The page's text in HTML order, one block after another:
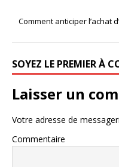
Comment anticiper l’achat
SOYEZ LE PREMIER À
Laisser un
Votre adresse de
Commentaire